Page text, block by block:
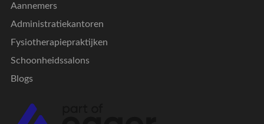
Aannemers
Administratiekantoren
Fysiotherapiepraktijken
Schoonheidssalons
Blogs